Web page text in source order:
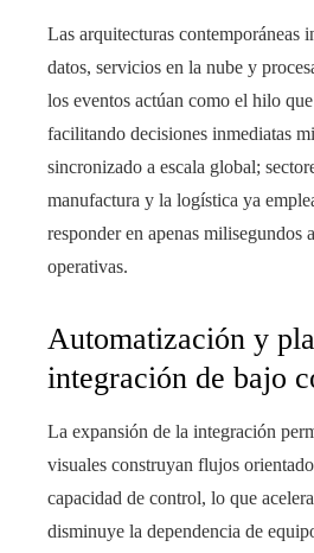
Las arquitecturas contemporáneas
datos, servicios en la nube y
los eventos actúan como el hilo
facilitando decisiones inmediatas
sincronizado a escala global;
manufactura y la logística ya
responder en apenas milisegundos
operativas.
Automatización y
integración de bajo
La expansión de la integración
visuales construyan flujos
capacidad de control, lo que
disminuye la dependencia de